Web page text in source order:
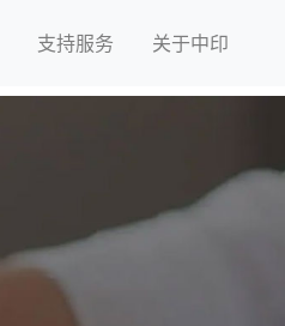
支持服务 关于中印